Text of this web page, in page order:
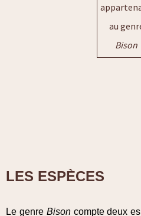
au
Bison
LES ESPÈCES
Le genre Bisoncompte deux